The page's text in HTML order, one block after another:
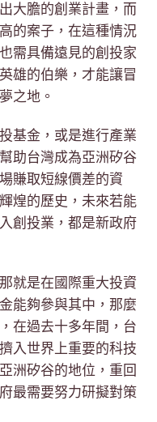
大膽的創業計畫，而
的案子，在這種情況
需具備遠見的創投家
雄的伯樂，才能讓冒
之地。
基金，或是進行產業
助台灣成為亞洲矽谷
賺取短線價差的資
煌的歷史，未來若能
創投業，都是新政府
就是在國際重大投資
能夠參與其中，那麼
在過去十多年間，台
入世界上重要的科技
洲矽谷的地位，重回
最需要努力研擬對策